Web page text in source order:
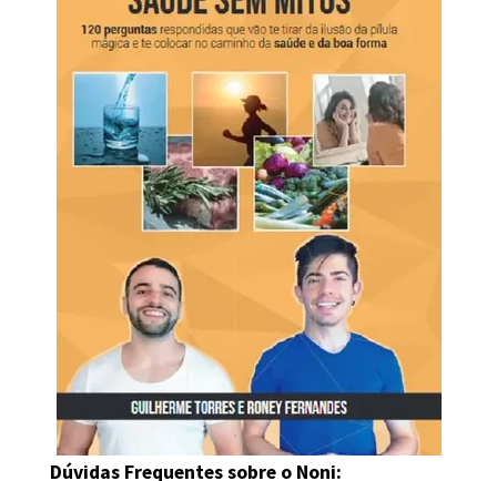
Dúvidas Frequentes sobre o Noni: